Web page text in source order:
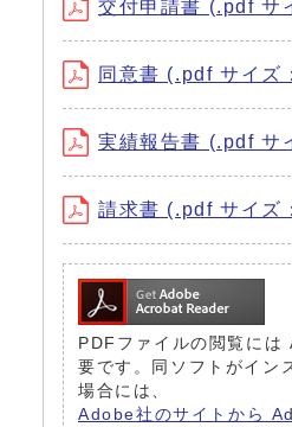
交付申請書 (.pdf サ
同意書 (.pdf サイズ
実績報告書 (.pdf サ
請求書 (.pdf サイズ
PDFファイルの閲覧に
要です。同ソフトがイン
場合には、
Adobe社のサイトから